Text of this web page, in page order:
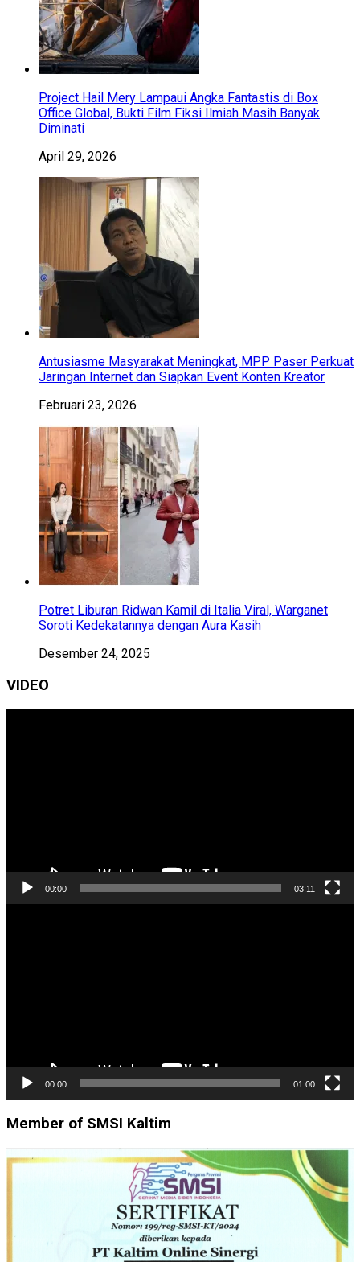
Project Hail Mery Lampaui Angka Fantastis di Box
Office Global, Bukti Film Fiksi Ilmiah Masih Banyak
Diminati
April 29, 2026
Antusiasme Masyarakat Meningkat, MPP Paser Perkuat
Jaringan Internet dan Siapkan Event Konten Kreator
Februari 23, 2026
Potret Liburan Ridwan Kamil di Italia Viral, Warganet
Soroti Kedekatannya dengan Aura Kasih
Desember 24, 2025
VIDEO
00:00 03:11
00:00 01:00
Member of SMSI Kaltim